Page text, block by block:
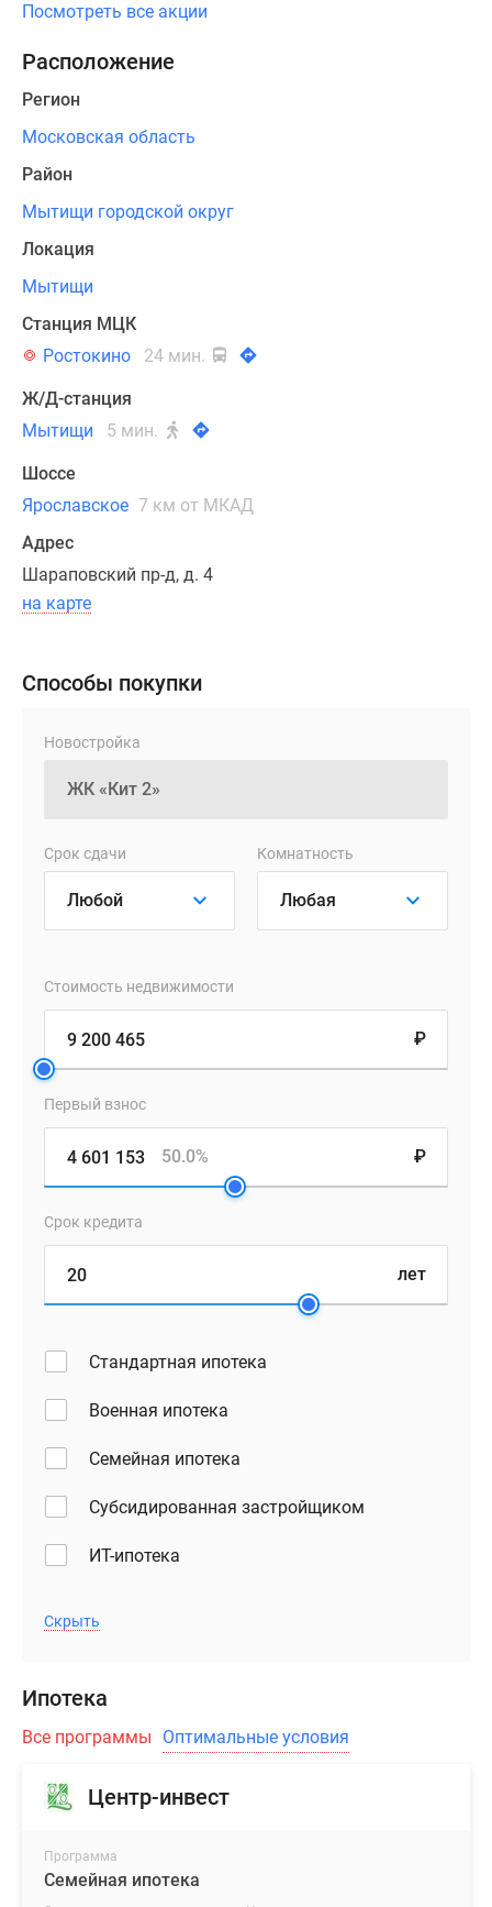
также
комфортного
микроклимата
всех
жилых
Французские
балконы,
являющиеся
отличительной
чертой
создают
ощущение
легкости,
проникновению
дополнительного
света
здания,
металлические
перфорированные
служат
экраном
установку
блока
кондиционеров.
жилом
комплексе
«Кит
представлен
выбор
эргономичных
студий
трехкомнатных
Классические
позволят
эффективно
использовать
квадратный
создать
пространство
для
жизни.
потолки,
большие
Посмотреть все акции
Расположение
Регион
Московская область
Район
Мытищи городской округ
Локация
Мытищи
Станция МЦК
Ростокино
24 мин.
Ж/Д-станция
Мытищи
5 мин.
Шоссе
Ярославское 7 км от МКАД
Адрес
Шараповский пр-д, д. 4
на карте
Способы покупки
Новостройка
Срок сдачи Комнатность
Стоимость недвижимости
₽
Первый взнос
₽
50.0%
Срок кредита
лет
Стандартная ипотека
Военная ипотека
Семейная ипотека
Субсидированная застройщиком
ИТ-ипотека
Скрыть
Ипотека
Все программы Оптимальные условия
Центр-инвест
Программа
Семейная ипотека